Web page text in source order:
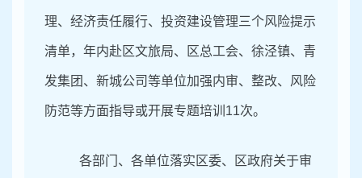
理、经济责任履行、投资建设管理三个风险提示
清单，年内赴区文旅局、区总工会、徐泾镇、青
发集团、新城公司等单位加强内审、整改、风险
防范等方面指导或开展专题培训 11次。
各部门、各单位落实区委、区政府关于审